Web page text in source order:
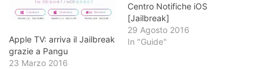
Apple TV: arriva il Jailbreak
grazie a Pangu
23 Marzo 2016
Centro Notifiche iOS
[Jailbreak]
29 Agosto 2016
In "Guide"